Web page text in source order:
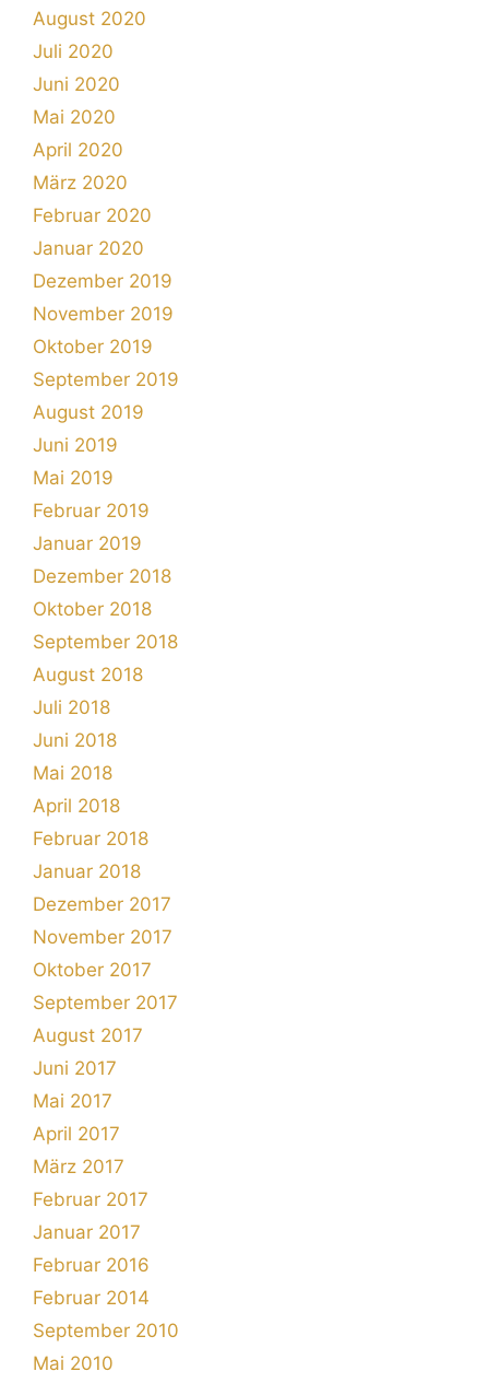
August 2020
Juli 2020
Juni 2020
Mai 2020
April 2020
März 2020
Februar 2020
Januar 2020
Dezember 2019
November 2019
Oktober 2019
September 2019
August 2019
Juni 2019
Mai 2019
Februar 2019
Januar 2019
Dezember 2018
Oktober 2018
September 2018
August 2018
Juli 2018
Juni 2018
Mai 2018
April 2018
Februar 2018
Januar 2018
Dezember 2017
November 2017
Oktober 2017
September 2017
August 2017
Juni 2017
Mai 2017
April 2017
März 2017
Februar 2017
Januar 2017
Februar 2016
Februar 2014
September 2010
Mai 2010